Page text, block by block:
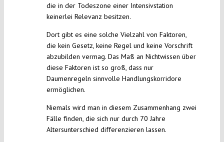
die in der Todeszone einer Intensivstation
keinerlei Relevanz besitzen.
Dort gibt es eine solche Vielzahl von Faktoren,
die kein Gesetz, keine Regel und keine Vorschrift
abzubilden vermag. Das Maß an Nichtwissen über
diese Faktoren ist so groß, dass nur
Daumenregeln sinnvolle Handlungskorridore
ermöglichen.
Niemals wird man in diesem Zusammenhang zwei
Fälle finden, die sich nur durch 70 Jahre
Altersunterschied differenzieren lassen.